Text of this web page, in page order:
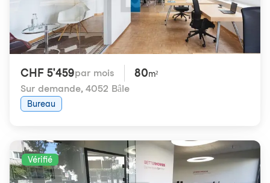
CHF 5'459par mois 80m²
Sur demande, 4052 Bâle
Bureau
Vérifié